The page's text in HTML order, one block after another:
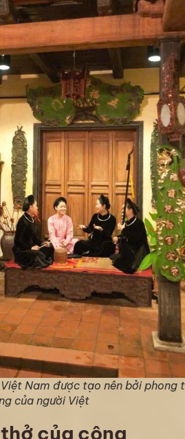
Nam được tạo nên bởi phong
của người Việt
của cộng